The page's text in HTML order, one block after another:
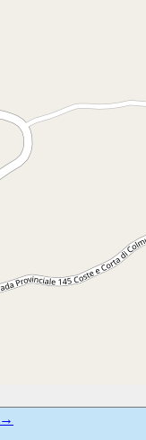
→